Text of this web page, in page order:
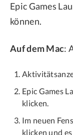
Epic Games
können.
Auf dem Mac:
Epic Games
klicken.
Im neuen
klicken und